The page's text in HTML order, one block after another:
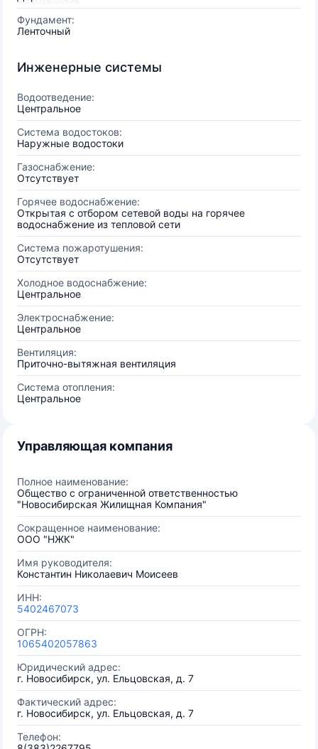
Фундамент:
Ленточный
Инженерные системы
Водоотведение:
Центральное
Система водостоков:
Наружные водостоки
Газоснабжение:
Отсутствует
Горячее водоснабжение:
Открытая с отбором сетевой воды на горячее
водоснабжение из тепловой сети
Система пожаротушения:
Отсутствует
Холодное водоснабжение:
Центральное
Электроснабжение:
Центральное
Вентиляция:
Приточно-вытяжная вентиляция
Система отопления:
Центральное
Управляющая компания
Полное наименование:
Общество с ограниченной ответственностью
"Новосибирская Жилищная Компания"
Сокращенное наименование:
ООО "НЖК"
Имя руководителя:
Константин Николаевич Моисеев
ИНН:
5402467073
ОГРН:
1065402057863
Юридический адрес:
г. Новосибирск, ул. Ельцовская, д. 7
Фактический адрес:
г. Новосибирск, ул. Ельцовская, д. 7
Телефон: